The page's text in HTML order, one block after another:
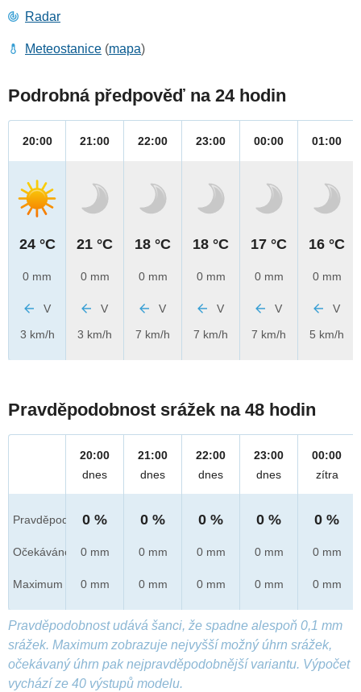
Radar
Meteostanice (mapa)
Podrobná předpověď na 24 hodin
20:00
24 °C
0 mm
V
3 km/h
21:00
21 °C
0 mm
V
3 km/h
22:00
18 °C
0 mm
V
7 km/h
23:00
18 °C
0 mm
V
7 km/h
00:00
17 °C
0 mm
V
7 km/h
01:00
16 °C
0 mm
V
5 km/h
Pravděpodobnost srážek na 48 hodin
Pravděpod.
Očekáváno
Maximum
20:00
dnes
0 %
0 mm
0 mm
21:00
dnes
0 %
0 mm
0 mm
22:00
dnes
0 %
0 mm
0 mm
23:00
dnes
0 %
0 mm
0 mm
00:00
zítra
0 %
0 mm
0 mm
Pravděpodobnost udává šanci, že spadne alespoň 0,1 mm
srážek. Maximum zobrazuje nejvyšší možný úhrn srážek,
očekávaný úhrn pak nejpravděpodobnější variantu. Výpočet
vychází ze 40 výstupů modelu.